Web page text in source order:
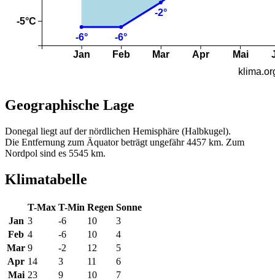
Geographische Lage
Donegal liegt auf der nördlichen Hemisphäre (Halbkugel).
Die Entfernung zum Äquator beträgt ungefähr 4457 km. Zum
Nordpol sind es 5545 km.
Klimatabelle
T-Max T-Min Regen Sonne
Jan 3 -6 10
3
Feb 4 -6 10
4
Mar 9 -2 12
5
Apr 14 3 11
6
Mai 23 9 10 7